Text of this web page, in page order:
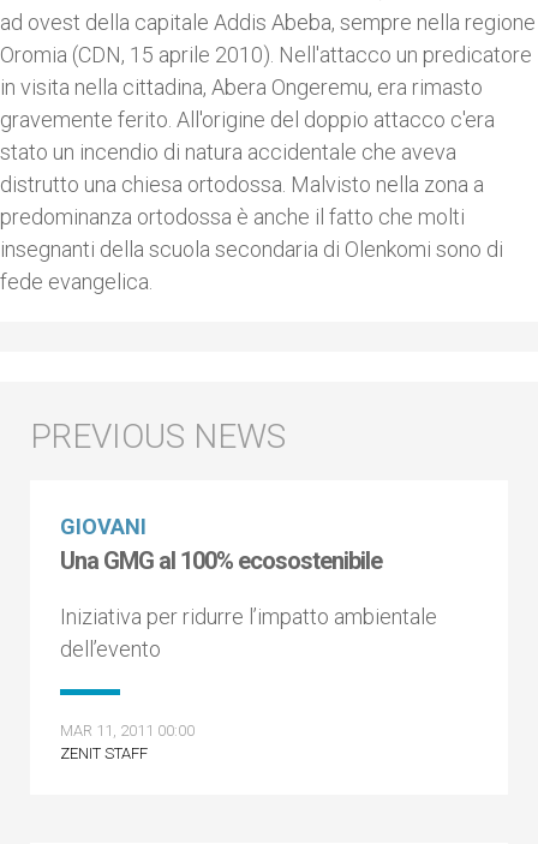
ad ovest della capitale Addis Abeba, sempre nella regione
Oromia (CDN, 15 aprile 2010). Nell'attacco un predicatore
in visita nella cittadina, Abera Ongeremu, era rimasto
gravemente ferito. All'origine del doppio attacco c'era
stato un incendio di natura accidentale che aveva
distrutto una chiesa ortodossa. Malvisto nella zona a
predominanza ortodossa è anche il fatto che molti
insegnanti della scuola secondaria di Olenkomi sono di
fede evangelica.
GIOVANI
Una GMG al 100% ecosostenibile
Iniziativa per ridurre l’impatto ambientale
dell’evento
MAR 11, 2011 00:00
ZENIT STAFF